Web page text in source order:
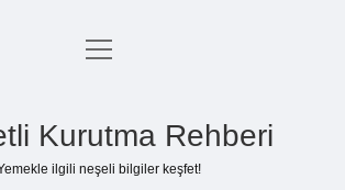
Anasayfa
menüyü
Kurutma Rehberi
ilgili neşeli bilgiler keşfet!